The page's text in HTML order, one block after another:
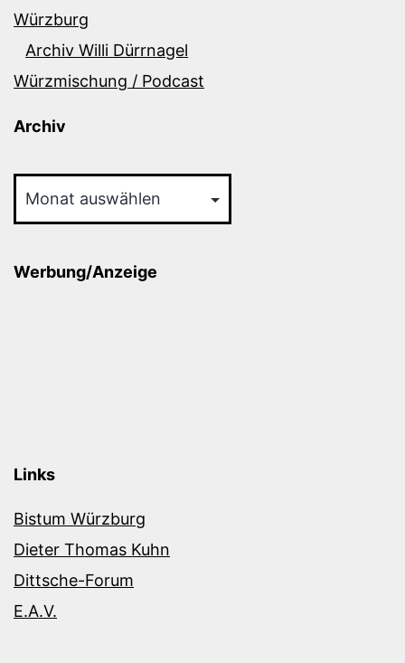
Würzburg
Archiv Willi Dürrnagel
Würzmischung / Podcast
Archiv
Werbung/Anzeige
Links
Bistum Würzburg
Dieter Thomas Kuhn
Dittsche-Forum
E.A.V.